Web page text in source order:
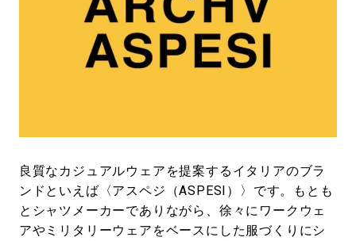
良質なカジュアルウェアを提案するイタリアのブラ
ンドといえば〈アスペジ（ASPESI）〉です。もとも
とシャツメーカーでありながら、徐々にワークウェ
アやミリタリーウェアをベースにした服づくりにシ